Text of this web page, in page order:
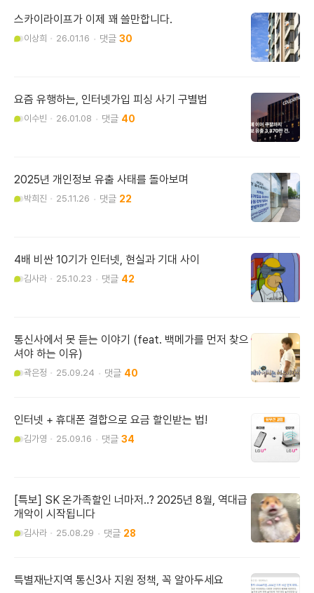
스카이라이프가 이제 꽤 쓸만합니다.
이상희 26.01.16 30
요즘 유행하는, 인터넷가입 피싱 사기 구별법
이수빈 26.01.08 40
2025년 개인정보 유출 사태를 돌아보며
박희진 25.11.26 22
4배 비싼 10기가 인터넷, 현실과 기대 사이
김사라 25.10.23 42
통신사에서 못 듣는 이야기 (feat. 백메가를 먼저 찾으
셔야 하는 이유)
곽은정 25.09.24 40
인터넷 + 휴대폰 결합으로 요금 할인받는 법!
김가영 25.09.16 34
[특보] SK 온가족할인 너마저..? 2025년 8월, 역대급
개악이 시작됩니다
김사라 25.08.29 28
특별재난지역 통신3사 지원 정책, 꼭 알아두세요